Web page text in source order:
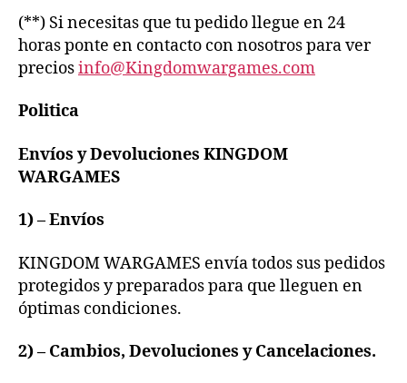
(**) Si necesitas que tu pedido llegue en 24
horas ponte en contacto con nosotros para ver
preciosinfo@Kingdomwargames.com
Politica
Envíos y Devoluciones KINGDOM
WARGAMES
1) – Envíos
KINGDOM WARGAMES envía todos sus pedidos
protegidos y preparados para que lleguen en
óptimas condiciones.
2) – Cambios, Devoluciones y Cancelaciones.